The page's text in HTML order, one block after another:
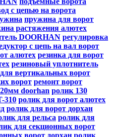
с цепью на ворота
пружина для ворот
растяжения алютех
DOORHAN регулировка
с цепь на вал ворот
алютех резинка для ворот
резиновый уплотнитель
вертикальных ворот
ворот ремонт ворот
doorhan ролик 130
310 ролик для ворот алютех
ролик для ворот дорхан
для рельса ролик для
для секционных ворот
ворот дорхан ролик